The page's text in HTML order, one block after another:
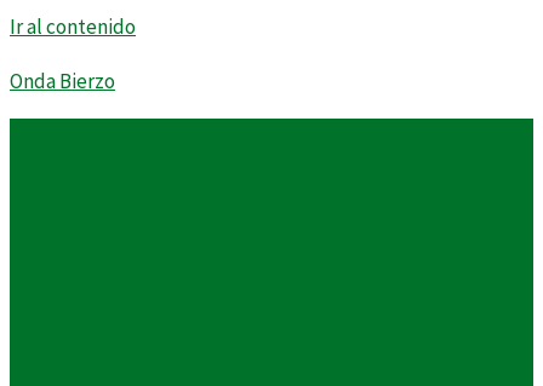
Ir al contenido
Onda Bierzo